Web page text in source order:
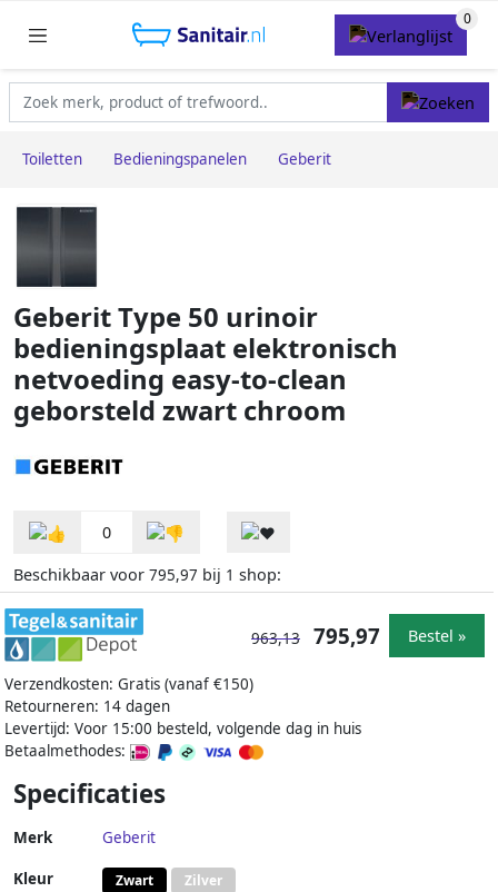
Toiletten Bedieningspanelen Geberit
Geberit Type 50 urinoir
bedieningsplaat elektronisch
netvoeding easy-to-clean
geborsteld zwart chroom
0
Beschikbaar voor 795,97 bij 1 shop:
Verzendkosten: Gratis (vanaf €150)
Retourneren: 14 dagen
Levertijd: Voor 15:00 besteld, volgende dag in huis
Betaalmethodes:
963,13 795,97 Bestel »
Specificaties
Merk Geberit
Kleur Zwart Zilver